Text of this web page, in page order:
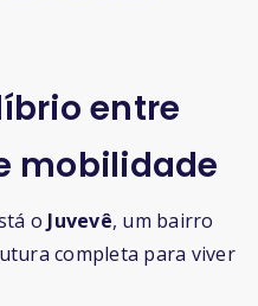
entre
mobilidade
o Juvevê, um bairro
completa para viver